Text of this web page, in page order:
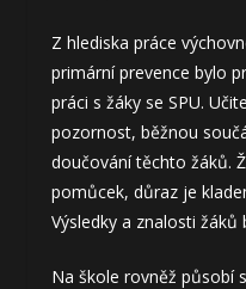
Z hlediska práce
primární prevence bylo
práci s žáky se SPU.
pozornost, běžnou
doučování těchto žáků.
pomůcek, důraz je
Výsledky a znalosti žáků
Na škole rovněž působí